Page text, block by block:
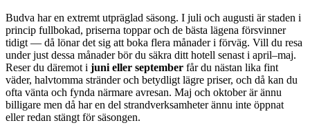
Budva har en extremt utpräglad säsong. I juli och augusti är staden i
princip fullbokad, priserna toppar och de bästa lägena försvinner
tidigt — då lönar det sig att boka flera månader i förväg. Vill du resa
under just dessa månader bör du säkra ditt hotell senast i april–maj.
Reser du däremot i juni eller september får du nästan lika fint
väder, halvtomma stränder och betydligt lägre priser, och då kan du
ofta vänta och fynda närmare avresan. Maj och oktober är ännu
billigare men då har en del strandverksamheter ännu inte öppnat
eller redan stängt för säsongen.